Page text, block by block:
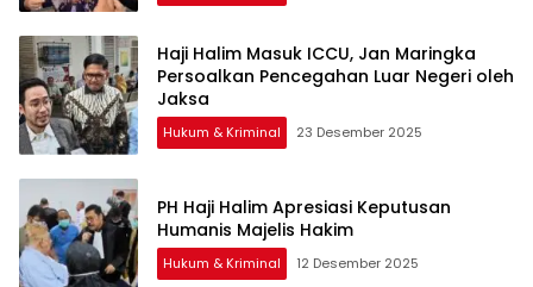
Haji Halim Masuk ICCU, Jan Maringka
Persoalkan Pencegahan Luar Negeri oleh
Jaksa
Hukum & Kriminal 23 Desember 2025
PH Haji Halim Apresiasi Keputusan
Humanis Majelis Hakim
Hukum & Kriminal 12 Desember 2025